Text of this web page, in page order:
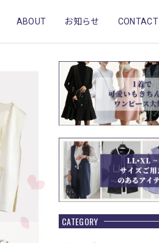
ABOUT お知らせ CONTACT
CATEGORY